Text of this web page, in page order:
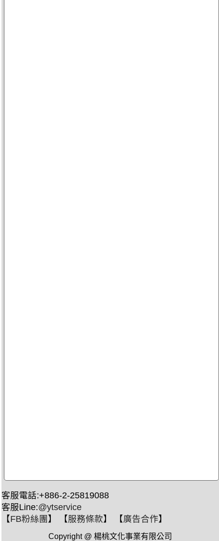
客服電話:+886-2-25819088
客服Line:@ytservice
【FB粉絲團 】 【服務條款】 【廣告合作】
Copyright @ 楊桃文化事業有限公司